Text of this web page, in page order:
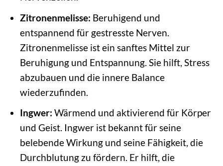
Zitronenmelisse: Beruhigend und
entspannend für gestresste Nerven.
Zitronenmelisse ist ein sanftes Mittel zur
Beruhigung und Entspannung. Sie hilft, Stress
abzubauen und die innere Balance
wiederzufinden.
Ingwer: Wärmend und aktivierend für Körper
und Geist. Ingwer ist bekannt für seine
belebende Wirkung und seine Fähigkeit, die
Durchblutung zu fördern. Er hilft, die